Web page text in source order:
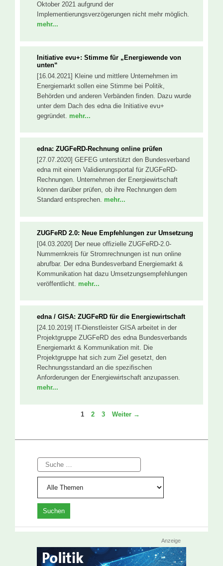
Oktober 2021 aufgrund der
Implementierungsverzögerungen nicht mehr möglich.
mehr...
Initiative evu+: Stimme für „Energiewende von
unten“
[16.04.2021] Kleine und mittlere Unternehmen im
Energiemarkt sollen eine Stimme bei Politik,
Behörden und anderen Verbänden finden. Dazu wurde
unter dem Dach des edna die Initiative evu+
gegründet. mehr...
edna: ZUGFeRD-Rechnung online prüfen
[27.07.2020] GEFEG unterstützt den Bundesverband
edna mit einem Validierungsportal für ZUGFeRD-
Rechnungen. Unternehmen der Energiewirtschaft
können darüber prüfen, ob ihre Rechnungen dem
Standard entsprechen. mehr...
ZUGFeRD 2.0: Neue Empfehlungen zur Umsetzung
[04.03.2020] Der neue offizielle ZUGFeRD-2.0-
Nummernkreis für Stromrechnungen ist nun online
abrufbar. Der edna Bundesverband Energiemarkt &
Kommunikation hat dazu Umsetzungsempfehlungen
veröffentlicht. mehr...
edna / GISA: ZUGFeRD für die Energiewirtschaft
[24.10.2019] IT-Dienstleister GISA arbeitet in der
Projektgruppe ZUGFeRD des edna Bundesverbands
Energiemarkt & Kommunikation mit. Die
Projektgruppe hat sich zum Ziel gesetzt, den
Rechnungsstandard an die spezifischen
Anforderungen der Energiewirtschaft anzupassen.
mehr...
Seite
1 Seite
2 Seite
3 Weiter →
Suche
Anzeige